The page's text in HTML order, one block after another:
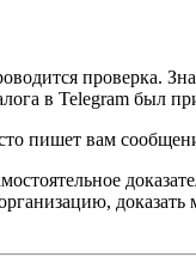
проверка.
в Telegram был
пишет вам